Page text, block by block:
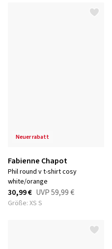
neuer rabatt
Fabienne Chapot
phil round v t-shirt cosy
white/orange
30,99 € UVP59,99 €
Größe: XS S